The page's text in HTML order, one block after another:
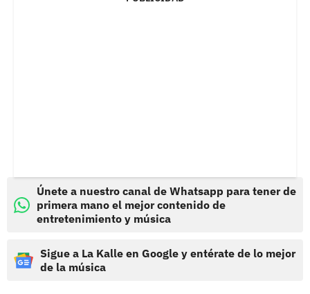
Únete a nuestro canal de Whatsapp para tener de
primera mano el mejor contenido de
entretenimiento y música
Sigue a La Kalle en Google y entérate de lo mejor
de la música